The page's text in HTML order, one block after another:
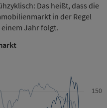
Das heißt, dass die
in der Regel
Jahr folgt.
150